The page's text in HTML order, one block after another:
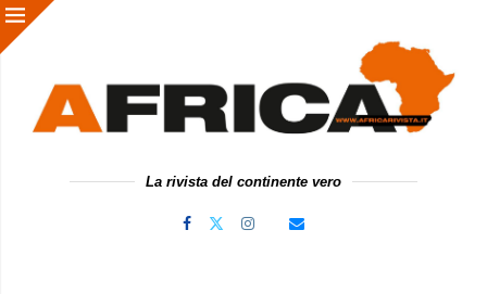
La rivista del continente vero